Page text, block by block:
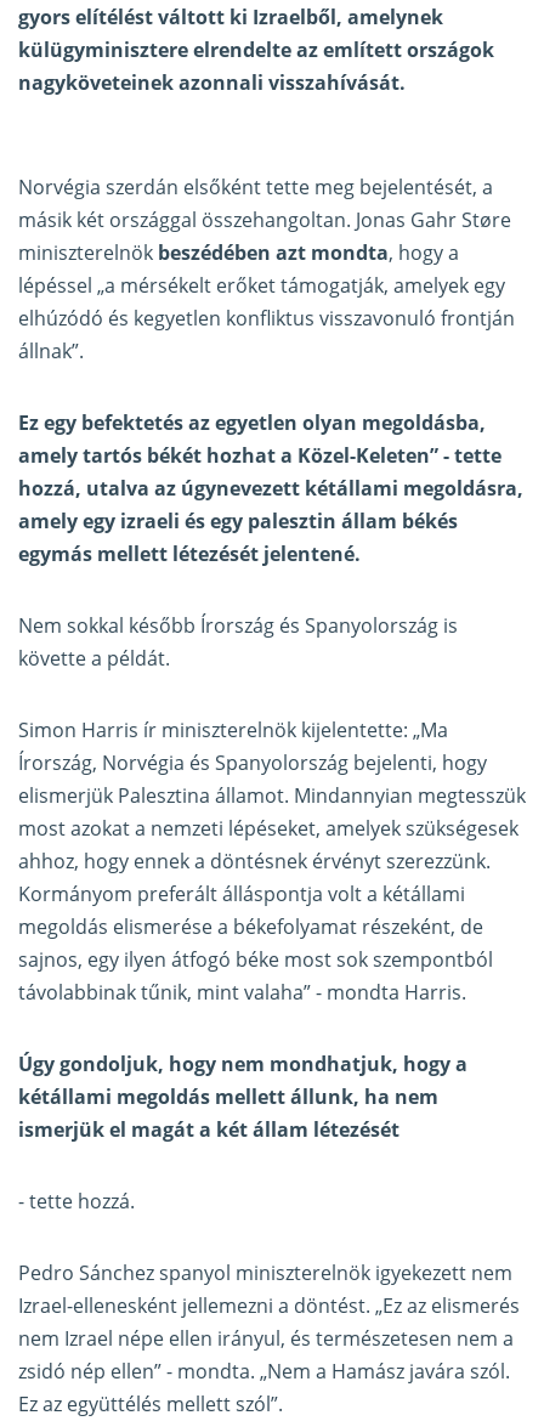
gyors elítélést váltott ki Izraelből, amelynek
külügyminisztere elrendelte az említett országok
nagyköveteinek azonnali visszahívását.
Norvégia szerdán elsőként tette meg bejelentését, a
másik két országgal összehangoltan. Jonas Gahr Støre
miniszterelnök beszédében azt mondta, hogy a
lépéssel „a mérsékelt erőket támogatják, amelyek egy
elhúzódó és kegyetlen konfliktus visszavonuló frontján
állnak”.
Ez egy befektetés az egyetlen olyan megoldásba,
amely tartós békét hozhat a Közel-Keleten” - tette
hozzá, utalva az úgynevezett kétállami megoldásra,
amely egy izraeli és egy palesztin állam békés
egymás mellett létezését jelentené.
Nem sokkal később Írország és Spanyolország is
követte a példát.
Simon Harris ír miniszterelnök kijelentette: „Ma
Írország, Norvégia és Spanyolország bejelenti, hogy
elismerjük Palesztina államot. Mindannyian megtesszük
most azokat a nemzeti lépéseket, amelyek szükségesek
ahhoz, hogy ennek a döntésnek érvényt szerezzünk.
Kormányom preferált álláspontja volt a kétállami
megoldás elismerése a békefolyamat részeként, de
sajnos, egy ilyen átfogó béke most sok szempontból
távolabbinak tűnik, mint valaha” - mondta Harris.
Úgy gondoljuk, hogy nem mondhatjuk, hogy a
kétállami megoldás mellett állunk, ha nem
ismerjük el magát a két állam létezését
- tette hozzá.
Pedro Sánchez spanyol miniszterelnök igyekezett nem
Izrael-ellenesként jellemezni a döntést. „Ez az elismerés
nem Izrael népe ellen irányul, és természetesen nem a
zsidó nép ellen” - mondta. „Nem a Hamász javára szól.
Ez az együttélés mellett szól”.